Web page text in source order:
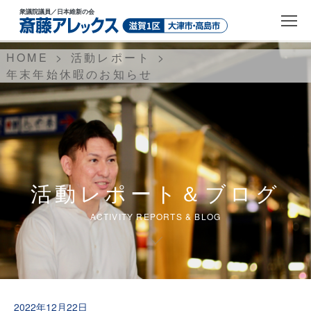
衆議院議員／日本維新の会
活動レポート＆ブログ
ACTIVITY REPORTS & BLOG
HOME
活動レポート
年末年始休暇のお知らせ
2022年12月22日